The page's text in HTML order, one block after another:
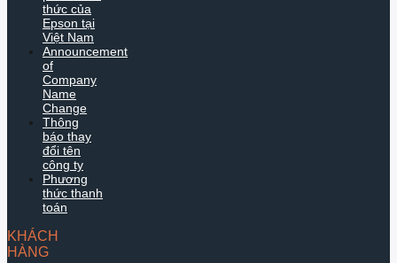
thức của
Epson tại
Việt Nam
Announcement
of
Company
Name
Change
Thông
báo thay
đổi tên
công ty
Phương
thức thanh
toán
KHÁCH
HÀNG